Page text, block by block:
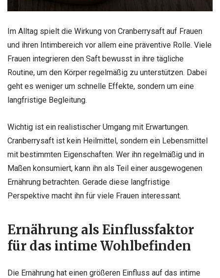
Im Alltag spielt die Wirkung von Cranberrysaft auf Frauen
und ihren Intimbereich vor allem eine präventive Rolle. Viele
Frauen integrieren den Saft bewusst in ihre tägliche
Routine, um den Körper regelmäßig zu unterstützen. Dabei
geht es weniger um schnelle Effekte, sondern um eine
langfristige Begleitung.
Wichtig ist ein realistischer Umgang mit Erwartungen.
Cranberrysaft ist kein Heilmittel, sondern ein Lebensmittel
mit bestimmten Eigenschaften. Wer ihn regelmäßig und in
Maßen konsumiert, kann ihn als Teil einer ausgewogenen
Ernährung betrachten. Gerade diese langfristige
Perspektive macht ihn für viele Frauen interessant.
Ernährung als Einflussfaktor
für das intime Wohlbefinden
Die Ernährung hat einen größeren Einfluss auf das intime